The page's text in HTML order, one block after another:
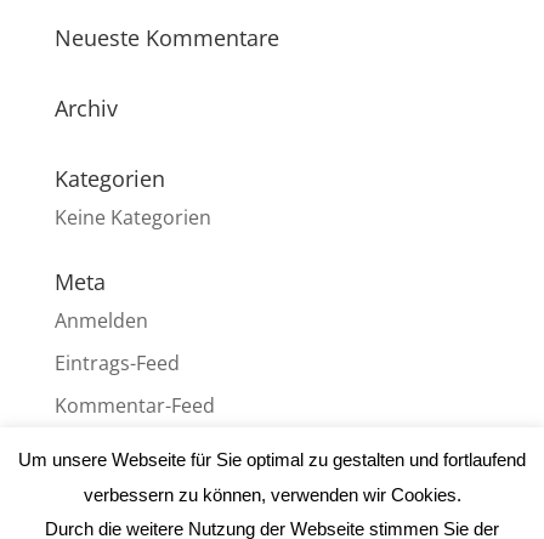
Neueste Kommentare
Archiv
Kategorien
Keine Kategorien
Meta
Anmelden
Eintrags-Feed
Kommentar-Feed
WordPress.org
Um unsere Webseite für Sie optimal zu gestalten und fortlaufend
verbessern zu können, verwenden wir Cookies.
Durch die weitere Nutzung der Webseite stimmen Sie der